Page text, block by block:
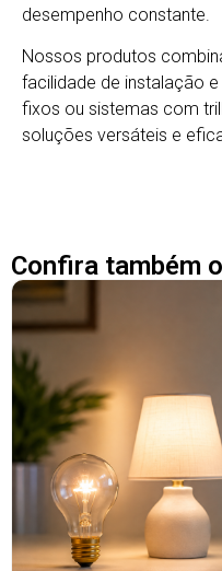
desempenho constante.
Nossos produtos
facilidade de instalação
fixos ou sistemas com
soluções versáteis e
Confira também